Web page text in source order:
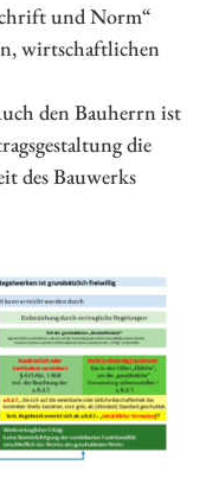
und Norm“
wirtschaftlichen
den Bauherrn ist
die
des Bauwerks